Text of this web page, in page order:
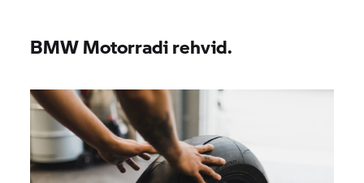
BMW Motorradi rehvid.